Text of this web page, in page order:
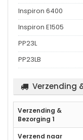
Inspiron 6400
Inspiron E1505
PP23L
PP23LB
Verzending